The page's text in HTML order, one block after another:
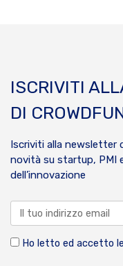
ISCRIVITI
DI
Iscriviti alla newsletter
novità su startup, PMI
dell’innovazione
Ho letto ed accetto